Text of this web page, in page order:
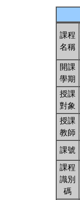
課程
名稱
開課
學期
授課
對象
授課
教師
課號
課程
識別
碼